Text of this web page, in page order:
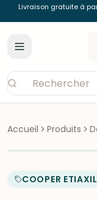
Livraison gratuite à
Accueil Produits
COOPER ETIAXIL